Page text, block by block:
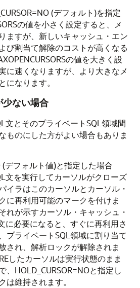
(デフォルト)を指定
の値を小さく設定すると、メ
ますが、新しいキャッシュ・エン
び割当て解除のコストが高くなる
の値を大きく設
に速くなりますが、より大きなメ
になります。
ない場合
文とそのプライベートSQL領域間
ものにした方がよい場合もありま
(デフォルト値)と指定した場合
文を実行してカーソルがクローズ
イラはこのカーソルとカーソル・
に再利用可能のマークを付けま
れが示すカーソル・キャッシュ・
に必要になると、すぐに再利用さ
プライベートSQL領域に割り当て
され、解析ロックが解除されま
したカーソルは実行状態のまま
、HOLD_CURSOR=NOと指定し
は維持されます。